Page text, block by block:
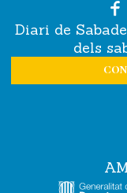
Diari de
dels